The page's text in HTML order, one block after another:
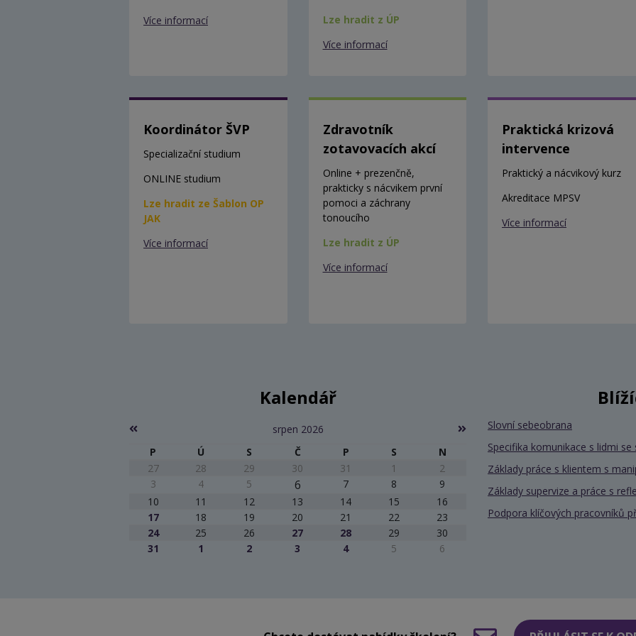
Více informací
Lze hradit z ÚP
Více informací
Koordinátor ŠVP
Specializační studium
ONLINE studium
Lze hradit ze Šablon OP
JAK
Více informací
Zdravotník
zotavovacích akcí
Online + prezenčně,
prakticky s nácvikem první
pomoci a záchrany
tonoucího
Lze hradit z ÚP
Více informací
Praktická krizová
intervence
Praktický a nácvikový kurz
Akreditace MPSV
Více informací
Kalendář
srpen 2026
P
Ú S Č P S
N
27
28 29 30 31 1
2
3
4 5 6 7 8
9
10
11 12 13 14 15
16
17
18 19 20 21 22
23
24
25 26 27 28 29
30
31
1 2 3 4 5 6
Slovní sebeobrana
Specifika komunikace s lidmi
Základy práce s klientem s
Základy supervize a práce s
Podpora klíčových pracovníků